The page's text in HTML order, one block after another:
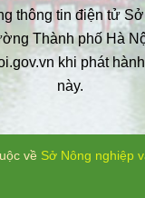
thông tin điện tử
Thành phố Hà
khi phát
này.
về Sở Nông nghiệp